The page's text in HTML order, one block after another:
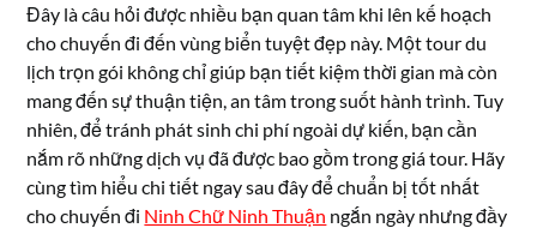
Đây là câu hỏi được nhiều bạn quan tâm khi lên kế hoạch
cho chuyến đi đến vùng biển tuyệt đẹp này. Một tour du
lịch trọn gói không chỉ giúp bạn tiết kiệm thời gian mà còn
mang đến sự thuận tiện, an tâm trong suốt hành trình. Tuy
nhiên, để tránh phát sinh chi phí ngoài dự kiến, bạn cần
nắm rõ những dịch vụ đã được bao gồm trong giá tour. Hãy
cùng tìm hiểu chi tiết ngay sau đây để chuẩn bị tốt nhất
cho chuyến đi Ninh Chữ Ninh Thuận ngắn ngày nhưng đầy